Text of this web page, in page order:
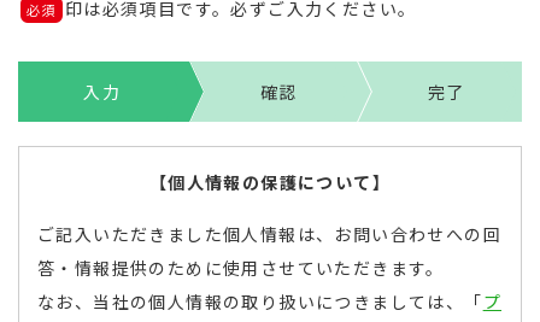
必須 印は必須項目です。必ずご入力ください。
入力 確認 完了
【個人情報の保護について】
ご記入いただきました個人情報は、お問い合わせへの回
答・情報提供のために使用させていただきます。
なお、当社の個人情報の取り扱いにつきましては、「プ